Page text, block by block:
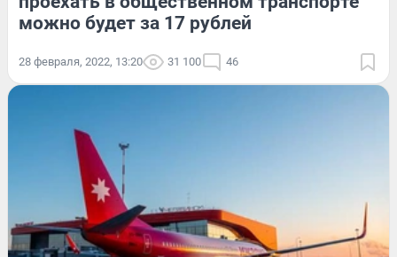
можно будет за 17 рублей
28 февраля, 2022, 13:20 31 100 46